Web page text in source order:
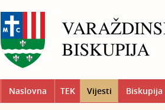
Naslovna TEK Vijesti Biskupija